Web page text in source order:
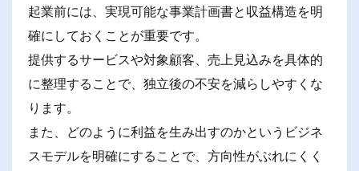
起業前には、実現可能な事業計画書と収益構造を明
確にしておくことが重要です。
提供するサービスや対象顧客、売上見込みを具体的
に整理することで、独立後の不安を減らしやすくな
ります。
また、どのように利益を生み出すのかというビジネ
スモデルを明確にすることで、方向性がぶれにくく